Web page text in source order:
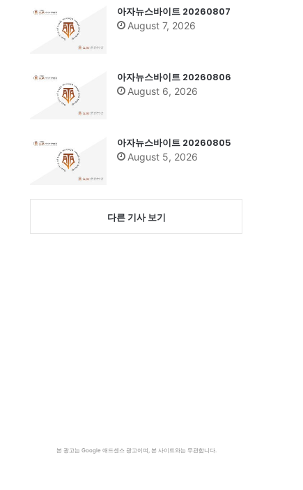
아자뉴스바이트 20260807
August 7, 2026
아자뉴스바이트 20260806
August 6, 2026
아자뉴스바이트 20260805
August 5, 2026
다른 기사 보기
본 광고는 Google 애드센스 광고이며, 본 사이트와는 무관합니다.